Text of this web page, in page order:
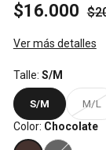
$16.000
Ver más detalles
Talle: S/M
S/M M/L
Color: Chocolate